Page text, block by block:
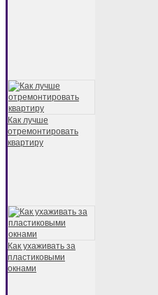
Как лучше
отремонтировать
квартиру
Как ухаживать за
пластиковыми
окнами